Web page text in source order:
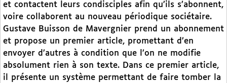
et contactent leurs condisciples afin qu’ils s’abonnent,
voire collaborent au nouveau périodique sociétaire.
Gustave Buisson de Mavergnier prend un abonnement
et propose un premier article, promettant d’en
envoyer d’autres à condition que l’on ne modifie
absolument rien à son texte. Dans ce premier article,
il présente un système permettant de faire tomber la